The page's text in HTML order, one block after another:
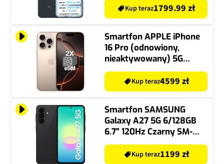
Kup teraz1799.99 zł
Smartfon APPLE iPhone
16 Pro (odnowiony,
nieaktywowany) 5G
256GB 6.3" 120Hz Tytan
pustynny (CPO) 2x eSIM
Kup teraz4599 zł
Smartfon SAMSUNG
Galaxy A27 5G 6/128GB
6.7" 120Hz Czarny SM-
A276
Kup teraz1199 zł